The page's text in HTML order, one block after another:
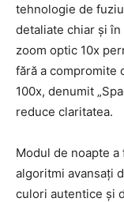
tehnologie de
detaliate chiar și
zoom optic 10x
fără a compromite
100x, denumit
reduce claritatea.
Modul de noapte
algoritmi avansați
culori autentice și